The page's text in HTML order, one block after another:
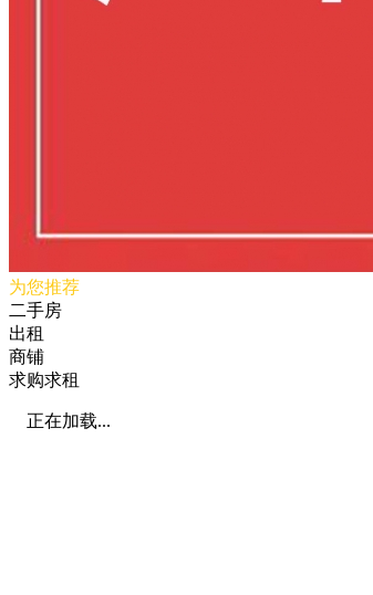
为您推荐
二手房
出租
商铺
求购求租
正在加载...